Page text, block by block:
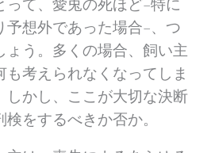
って、愛兎の死ほど–特に
予想外であった場合–、つ
ょう。多くの場合、飼い主
も考えられなくなってしま
しかし、ここが大切な決断
をするべきか否か。